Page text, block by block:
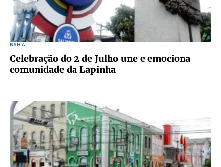
BAHIA
Celebração do 2 de Julho une e emociona
comunidade da Lapinha